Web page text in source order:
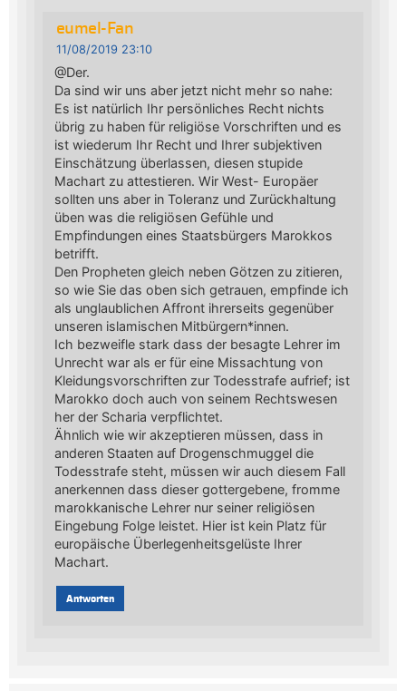
eumel-Fan
11/08/2019 23:10
@Der.
Da sind wir uns aber jetzt nicht mehr so nahe:
Es ist natürlich Ihr persönliches Recht nichts
übrig zu haben für religiöse Vorschriften und es
ist wiederum Ihr Recht und Ihrer subjektiven
Einschätzung überlassen, diesen stupide
Machart zu attestieren. Wir West- Europäer
sollten uns aber in Toleranz und Zurückhaltung
üben was die religiösen Gefühle und
Empfindungen eines Staatsbürgers Marokkos
betrifft.
Den Propheten gleich neben Götzen zu zitieren,
so wie Sie das oben sich getrauen, empfinde ich
als unglaublichen Affront ihrerseits gegenüber
unseren islamischen Mitbürgern*innen.
Ich bezweifle stark dass der besagte Lehrer im
Unrecht war als er für eine Missachtung von
Kleidungsvorschriften zur Todesstrafe aufrief; ist
Marokko doch auch von seinem Rechtswesen
her der Scharia verpflichtet.
Ähnlich wie wir akzeptieren müssen, dass in
anderen Staaten auf Drogenschmuggel die
Todesstrafe steht, müssen wir auch diesem Fall
anerkennen dass dieser gottergebene, fromme
marokkanische Lehrer nur seiner religiösen
Eingebung Folge leistet. Hier ist kein Platz für
europäische Überlegenheitsgelüste Ihrer
Machart.
Antworten